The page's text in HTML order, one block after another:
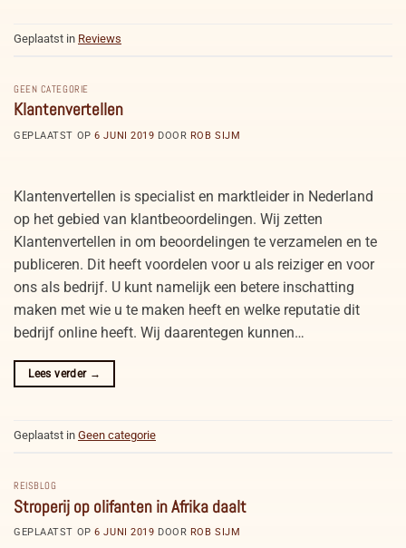
Geplaatst in Reviews
GEEN CATEGORIE
Klantenvertellen
GEPLAATST OP6 JUNI 2019 DOOR ROB SIJM
Klantenvertellen is specialist en marktleider in Nederland
op het gebied van klantbeoordelingen. Wij zetten
Klantenvertellen in om beoordelingen te verzamelen en te
publiceren. Dit heeft voordelen voor u als reiziger en voor
ons als bedrijf. U kunt namelijk een betere inschatting
maken met wie u te maken heeft en welke reputatie dit
bedrijf online heeft. Wij daarentegen kunnen…
Lees verder →
Geplaatst in Geen categorie
REISBLOG
Stroperij op olifanten in Afrika daalt
GEPLAATST OP6 JUNI 2019 DOOR ROB SIJM